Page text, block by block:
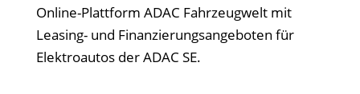
Online-Plattform ADAC Fahrzeugwelt mit
Leasing- und Finanzierungsangeboten für
Elektroautos der ADAC SE.